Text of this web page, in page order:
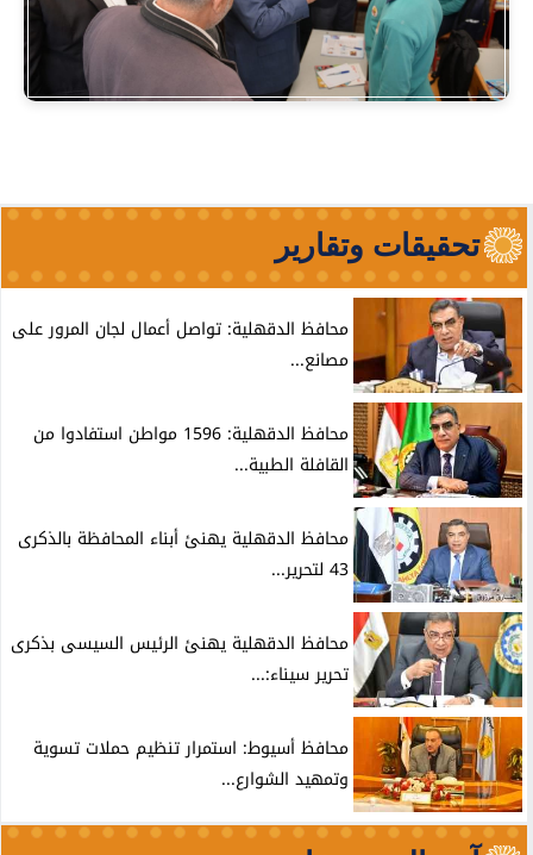
تحقيقات وتقارير
محافظ الدقهلية: تواصل أعمال لجان المرور على
مصانع...
محافظ الدقهلية: 1596 مواطن استفادوا من
القافلة الطبية...
محافظ الدقهلية يهنئ أبناء المحافظة بالذكرى
43 لتحرير...
محافظ الدقهلية يهنئ الرئيس السيسى بذكرى
تحرير سيناء:...
محافظ أسيوط: استمرار تنظيم حملات تسوية
وتمهيد الشوارع...